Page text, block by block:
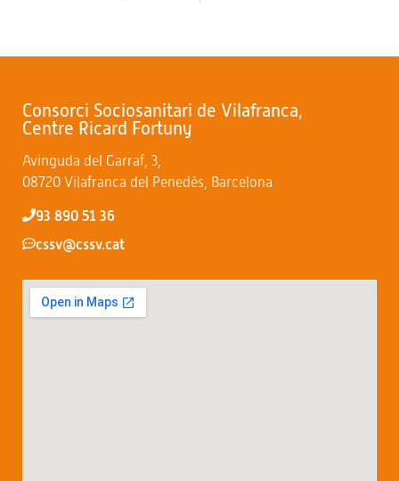
Consorci Sociosanitari de Vilafranca,
Centre Ricard Fortuny
Avinguda del Garraf, 3,
08720 Vilafranca del Penedès, Barcelona
93 890 51 36
cssv@cssv.cat